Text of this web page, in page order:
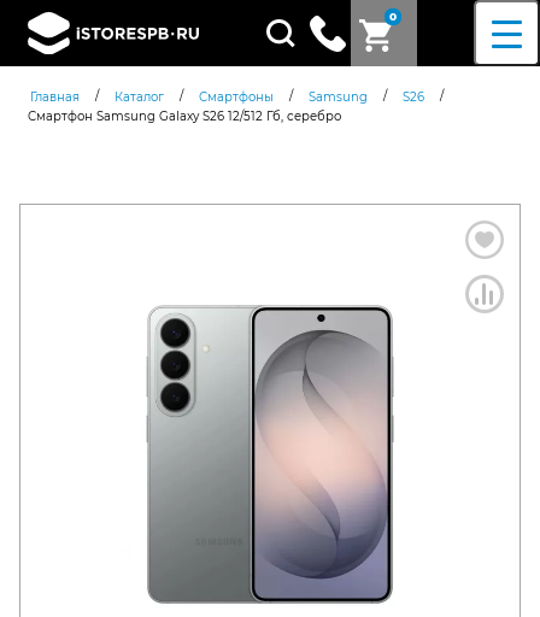
0
Поиск
товаров
Главная / Каталог / Смартфоны / Samsung / S26
/
Смартфон Samsung Galaxy S26 12/512 Гб, серебро
Согласен cполитикой
конфиденциальности